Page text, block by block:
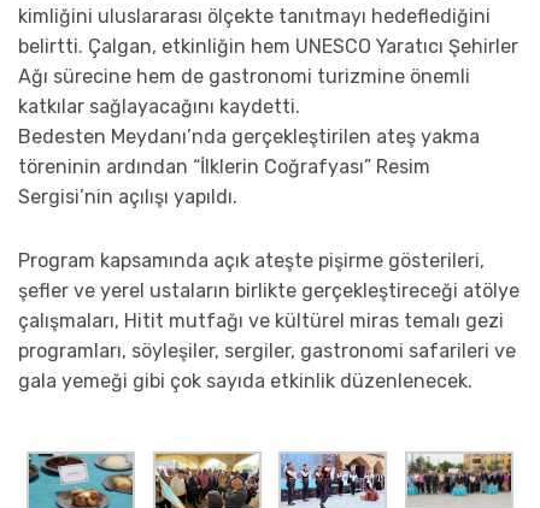
kimliğini uluslararası ölçekte tanıtmayı hedeflediğini
belirtti. Çalgan, etkinliğin hem UNESCO Yaratıcı Şehirler
Ağı sürecine hem de gastronomi turizmine önemli
katkılar sağlayacağını kaydetti.
Bedesten Meydanı’nda gerçekleştirilen ateş yakma
töreninin ardından “İlklerin Coğrafyası” Resim
Sergisi’nin açılışı yapıldı.
Program kapsamında açık ateşte pişirme gösterileri,
şefler ve yerel ustaların birlikte gerçekleştireceği atölye
çalışmaları, Hitit mutfağı ve kültürel miras temalı gezi
programları, söyleşiler, sergiler, gastronomi safarileri ve
gala yemeği gibi çok sayıda etkinlik düzenlenecek.